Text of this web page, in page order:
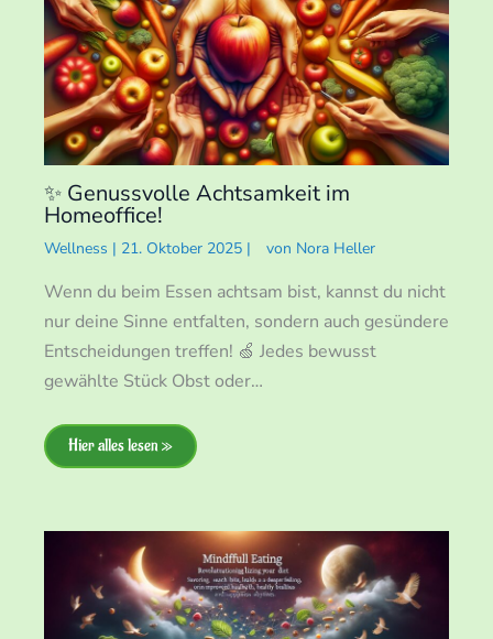
✨ Genussvolle Achtsamkeit im
Homeoffice!
Wellness | 21. Oktober 2025 | von Nora Heller
Wenn du beim Essen achtsam bist, kannst du nicht
nur deine Sinne entfalten, sondern auch gesündere
Entscheidungen treffen! 🍏 Jedes bewusst
gewählte Stück Obst oder…
Hier alles lesen »